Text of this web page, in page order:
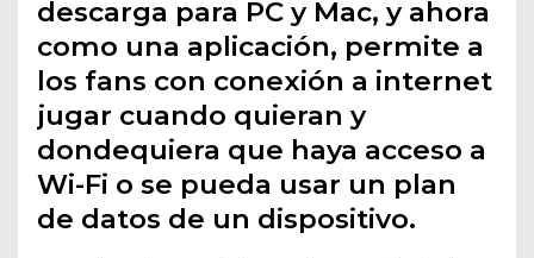
descarga para PC y Mac, y ahora
como una aplicación, permite a
los fans con conexión a internet
jugar cuando quieran y
dondequiera que haya acceso a
Wi-Fi o se pueda usar un plan
de datos de un dispositivo.